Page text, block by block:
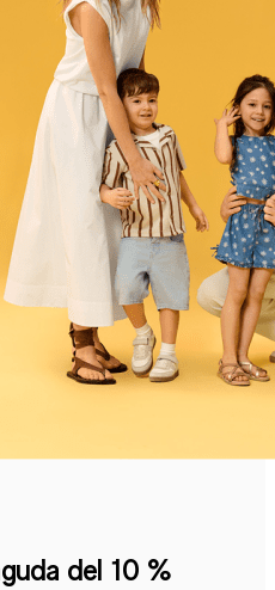
del 10 %